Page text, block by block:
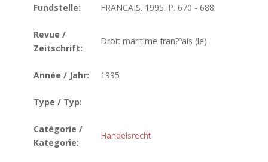
Fundstelle:
FRANCAIS. 1995. P. 670 - 688.
Revue /
Zeitschrift:
Droit maritime fran?ºais (le)
Année / Jahr: 1995
Type / Typ:
Catégorie /
Kategorie:
Handelsrecht